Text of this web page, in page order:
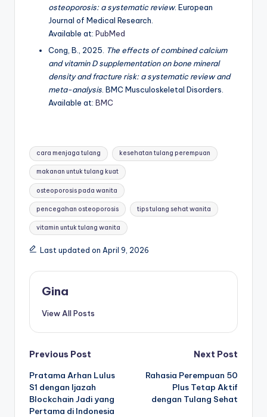
osteoporosis: a systematic review. European
Journal of Medical Research.
Available at: PubMed
Cong, B., 2025. The effects of combined calcium
and vitamin D supplementation on bone mineral
density and fracture risk: a systematic review and
meta-analysis . BMC Musculoskeletal Disorders.
Available at: BMC
Tags:
cara menjaga tulang kesehatan tulang perempuan
makanan untuk tulang kuat
osteoporosis pada wanita
pencegahan osteoporosis tips tulang sehat wanita
vitamin untuk tulang wanita
Last updated on April 9, 2026
Gina
View All Posts
Post
navigation
Previous Post
Pratama Arhan Lulus
S1 dengan Ijazah
Blockchain Jadi yang
Pertama di Indonesia
Next Post
Rahasia Perempuan 50
Plus Tetap Aktif
dengan Tulang Sehat